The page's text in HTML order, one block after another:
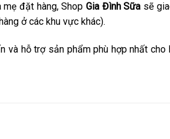
mẹ đặt hàng, ShopGia Đình Sữa sẽ
ở các khu vực khác).
và hỗ trợ sản phẩm phù hợp nhất